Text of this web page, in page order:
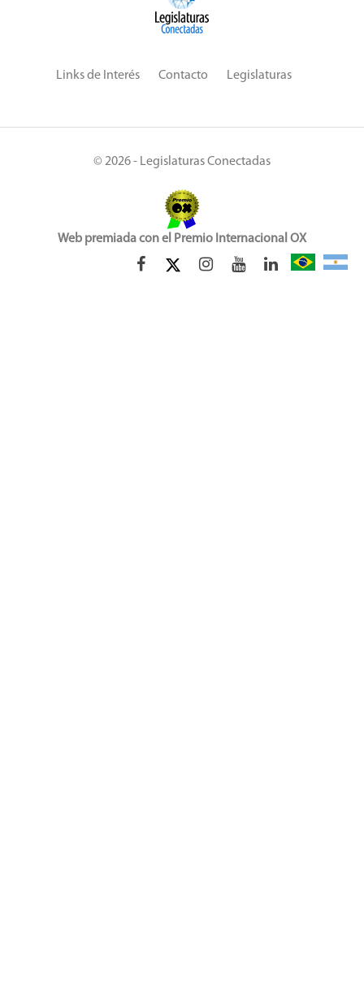
Links de Interés Contacto Legislaturas
© 2026 - Legislaturas Conectadas
Web premiada con el Premio Internacional OX